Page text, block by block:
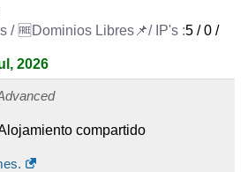
5 / 0 /
2026
compartido